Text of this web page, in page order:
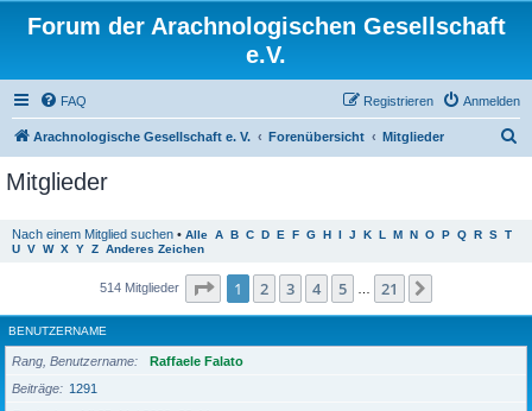
Forum der Arachnologischen Gesellschaft
e.V.
FAQ Anmelden
Registrieren
Arachnologische Gesellschaft e. V. Forenübersicht Mitglieder
Mitglieder
Nach einem Mitglied suchen • Alle A B C D E F G H I J K L M N O P Q R S T
U V W X Y Z Anderes Zeichen
514 Mitglieder Seite 1von 21
1 2 3 4 5 21
BENUTZERNAME
Rang, Benutzername
Raffaele Falato
Beiträge
1291